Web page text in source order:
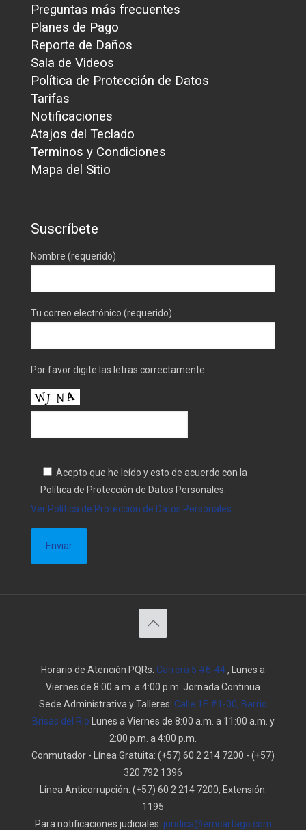
Preguntas más frecuentes
Planes de Pago
Reporte de Daños
Sala de Videos
Política de Protección de Datos
Tarifas
Notificaciones
Atajos del Teclado
Terminos y Condiciones
Mapa del Sitio
Suscríbete
Nombre (requerido)
Tu correo electrónico (requerido)
Por favor digite las letras correctamente
Acepto que he leído y esto de acuerdo con la
Política de Protección de Datos Personales.
Ver Política de Protección de Datos Personales
Horario de Atención PQRs: Carrera 5 #6-44, Lunes a
Viernes de 8:00 a.m. a 4:00 p.m. Jornada Continua
Sede Administrativa y Talleres: Calle 1E #1-00, Barrio
Brisas del Rio Lunes a Viernes de 8:00 a.m. a 11:00 a.m. y
2:00 p.m. a 4:00 p.m.
Conmutador - Línea Gratuita: (+57) 60 2 214 7200 - (+57)
320 792 1396
Línea Anticorrupción: (+57) 60 2 214 7200, Extensión:
1195
Para notificaciones judiciales: juridica@emcartago.com